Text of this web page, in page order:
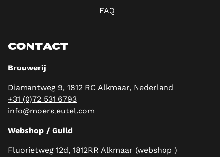
FAQ
CONTACT
Brouwerij
Diamantweg 9, 1812 RC Alkmaar, Nederland
+31 (0)72 531 6793
info@moersleutel.com
Webshop / Guild
Fluorietweg 12d, 1812RR Alkmaar (webshop )